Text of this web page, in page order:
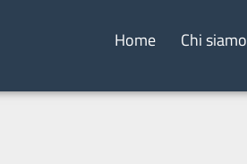
Home Chi siamo